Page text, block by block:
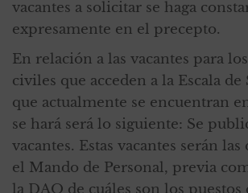
vacantes a solicitar se haga
expresamente en el precepto.
En relación a las vacantes para
civiles que acceden a la Escala de
que actualmente se encuentran
se hará será lo siguiente: Se
vacantes. Estas vacantes serán
el Mando de Personal, previa
la DAO de cuáles son los puestos